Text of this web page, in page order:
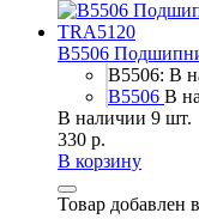
B5506
B5506: В
B5506 В
В наличии 9 шт.
330 р.
В корзину
Товар добавлен